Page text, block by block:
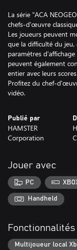
La série "ACA
chefs-d'œuvre
Les joueurs peuvent
que la difficulté du
paramètres
peuvent également
entier avec leurs
Profitez du chef-
vidéo.
Publié par
HAMSTER
Corporation
Jouer avec
PC
Handheld
Fonctionnalités
Multijoueur local